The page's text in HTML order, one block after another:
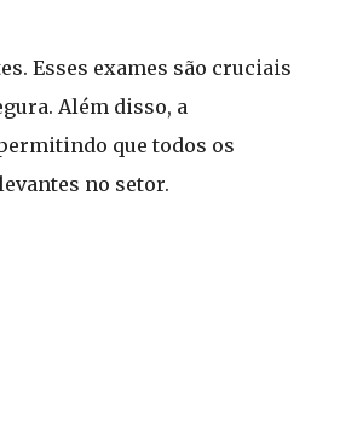
Esses exames são cruciais
Além disso, a
que todos os
no setor.